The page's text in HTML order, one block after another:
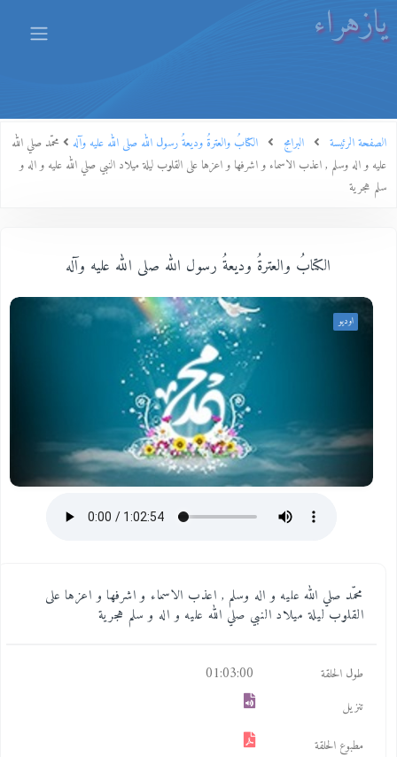
يازهراء
الصفحة الرئيسة البرامج الكتابُ والعترةُ وديعةُ رسول الله صلى الله عليه وآله
محمّد صلي الله
عليه و اله وسلم , اعذب الاسماء و اشرفها و اعزها على القلوب ليلة ميلاد النبي صلي الله عليه و اله و
سلم هجرية
الكتابُ والعترةُ وديعةُ رسول الله صلى الله عليه وآله
اوديو
محمّد صلي الله عليه و اله وسلم , اعذب الاسماء و اشرفها و اعزها على
القلوب ليلة ميلاد النبي صلي الله عليه و اله و سلم هجرية
طول الحلقة 01:03:00
تنزيل
مطبوع الحلقة